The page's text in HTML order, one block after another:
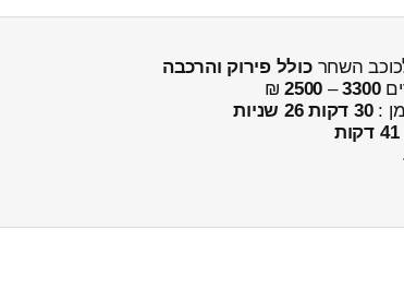
השחרכולל פירוק והרכבה
3300
–
2500
₪
:30 דקות 26 שניות
41 דקות